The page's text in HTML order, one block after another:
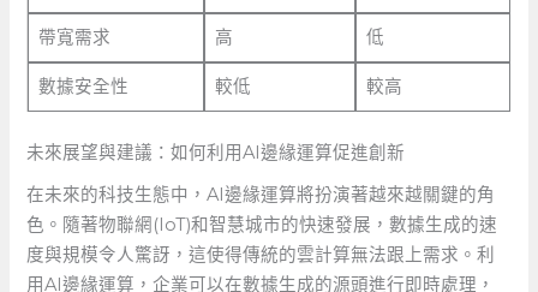
帶寬需求 高 低
數據安全性 較低 較高
未來展望與建議：如何利用AI邊緣運算促進創新
在未來的科技生態中，AI邊緣運算將扮演著越來越關鍵的角
色。隨著物聯網(IoT)和智慧城市的快速發展，數據生成的速
度與規模令人驚訝，這使得傳統的雲計算無法跟上需求。利
用AI邊緣運算，企業可以在數據生成的源頭進行即時處理，